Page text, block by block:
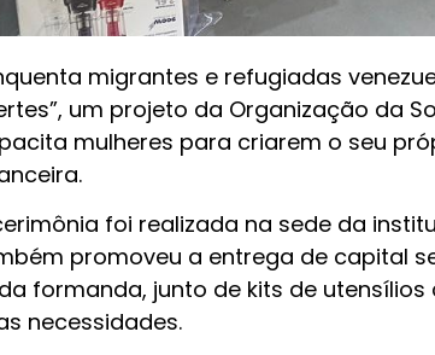
migrantes e refugiadas
um projeto da Organização da
mulheres para criarem o seu
foi realizada na sede da
promoveu a entrega de capital
formanda, junto de kits de
necessidades.